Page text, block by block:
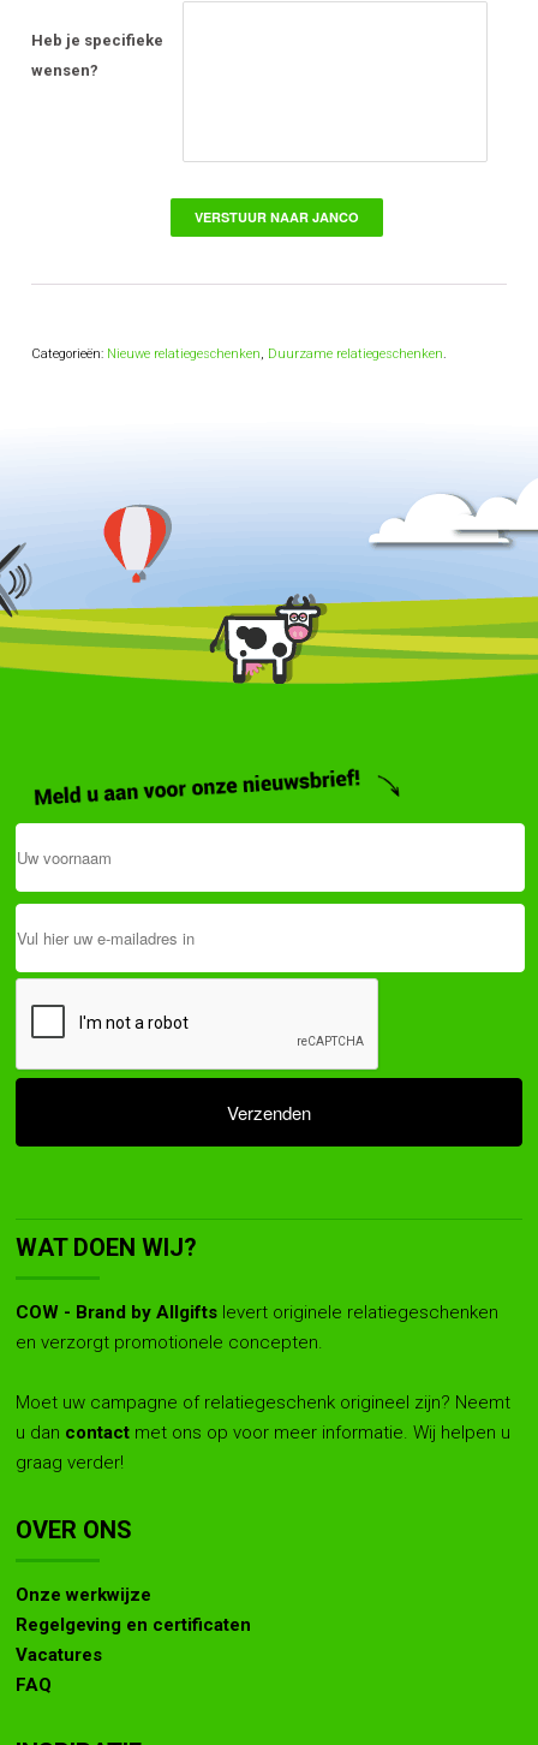
Heb je specifieke
wensen?
Categorieën: Nieuwe relatiegeschenken, Duurzame relatiegeschenken.
WAT DOEN WIJ?
COW - Brand by Allgifts levert originele relatiegeschenken
en verzorgt promotionele concepten.
Moet uw campagne of relatiegeschenk origineel zijn? Neemt
u dan contact met ons op voor meer informatie. Wij helpen u
graag verder!
OVER ONS
Onze werkwijze
Regelgeving en certificaten
Vacatures
FAQ